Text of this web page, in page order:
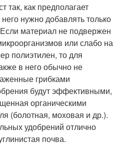
так, как предполагает
нужно добавлять только
материал не подвержен
или слабо на
полиэтилен, то для
в него обычно не
грибками
будут эффективными,
органическими
(болотная, моховая и др.).
удобрений отлично
почва.